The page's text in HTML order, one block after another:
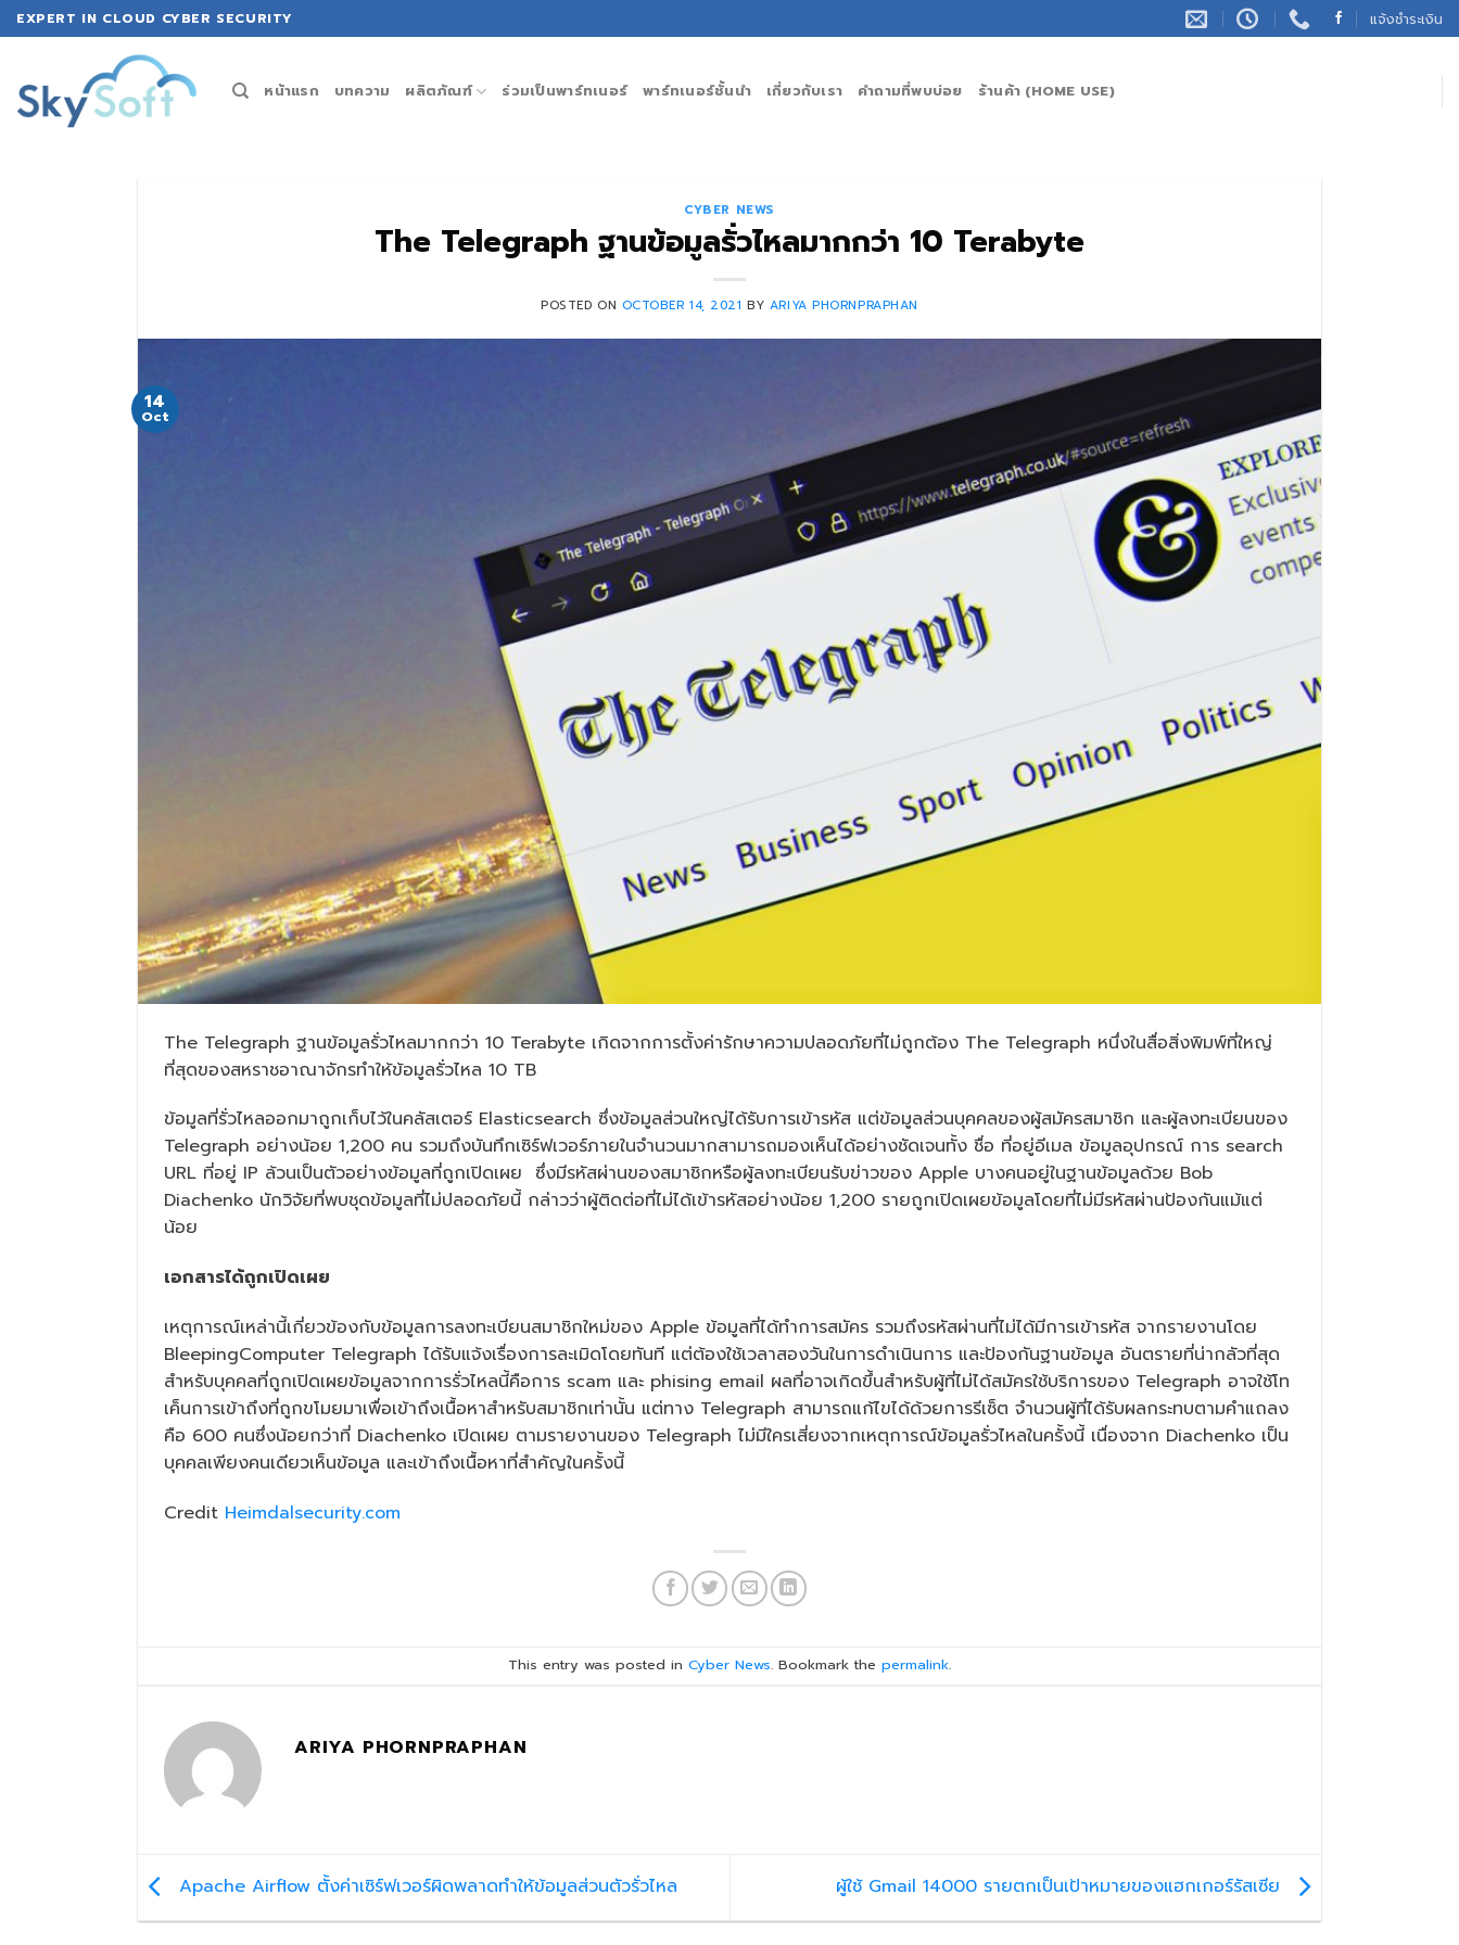
Skip
to
EXPERT IN CLOUD CYBER SECURITY แจ้งชำระเงิน
หน้าแรก บทความ ผลิตภัณฑ์ ร่วมเป็นพาร์ทเนอร์ พาร์ทเนอร์ชั้นนำ เกี่ยวกับเรา คำถามที่พบบ่อย ร้านค้า (HOME USE)
CYBER NEWS
The Telegraph ฐานข้อมูลรั่วไหลมากกว่า 10 Terabyte
POSTED ON OCTOBER 14, 2021 BY ARIYA PHORNPRAPHAN
14
Oct
The Telegraph ฐานข้อมูลรั่วไหลมากกว่า 10 Terabyte เกิดจากการตั้งค่ารักษาความปลอดภัยที่ไม่ถูกต้อง The Telegraph หนึ่งในสื่อสิ่งพิมพ์ที่ใหญ่
ที่สุดของสหราชอาณาจักรทำให้ข้อมูลรั่วไหล 10 TB
ข้อมูลที่รั่วไหลออกมาถูกเก็บไว้ในคลัสเตอร์ Elasticsearch ซึ่งข้อมูลส่วนใหญ่ได้รับการเข้ารหัส แต่ข้อมูลส่วนบุคคลของผู้สมัครสมาชิก และผู้ลงทะเบียนของ
Telegraph อย่างน้อย 1,200 คน รวมถึงบันทึกเซิร์ฟเวอร์ภายในจำนวนมากสามารถมองเห็นได้อย่างชัดเจนทั้ง ชื่อ ที่อยู่อีเมล ข้อมูลอุปกรณ์ การ search
URL ที่อยู่ IP ล้วนเป็นตัวอย่างข้อมูลที่ถูกเปิดเผย ซึ่งมีรหัสผ่านของสมาชิกหรือผู้ลงทะเบียนรับข่าวของ Apple บางคนอยู่ในฐานข้อมูลด้วย Bob
Diachenko นักวิจัยที่พบชุดข้อมูลที่ไม่ปลอดภัยนี้ กล่าวว่าผู้ติดต่อที่ไม่ได้เข้ารหัสอย่างน้อย 1,200 รายถูกเปิดเผยข้อมูลโดยที่ไม่มีรหัสผ่านป้องกันแม้แต่
น้อย
เอกสารได้ถูกเปิดเผย
เหตุการณ์เหล่านี้เกี่ยวข้องกับข้อมูลการลงทะเบียนสมาชิกใหม่ของ Apple ข้อมูลที่ได้ทำการสมัคร รวมถึงรหัสผ่านที่ไม่ได้มีการเข้ารหัส จากรายงานโดย
BleepingComputer Telegraph ได้รับแจ้งเรื่องการละเมิดโดยทันที แต่ต้องใช้เวลาสองวันในการดำเนินการ และป้องกันฐานข้อมูล อันตรายที่น่ากลัวที่สุด
สำหรับบุคคลที่ถูกเปิดเผยข้อมูลจากการรั่วไหลนี้คือการ scam และ phising email ผลที่อาจเกิดขึ้นสำหรับผู้ที่ไม่ได้สมัครใช้บริการของ Telegraph อาจใช้โท
เค็นการเข้าถึงที่ถูกขโมยมาเพื่อเข้าถึงเนื้อหาสำหรับสมาชิกเท่านั้น แต่ทาง Telegraph สามารถแก้ไขได้ด้วยการรีเซ็ต จำนวนผู้ที่ได้รับผลกระทบตามคำแถลง
คือ 600 คนซึ่งน้อยกว่าที่ Diachenko เปิดเผย ตามรายงานของ Telegraph ไม่มีใครเสี่ยงจากเหตุการณ์ข้อมูลรั่วไหลในครั้งนี้ เนื่องจาก Diachenko เป็น
บุคคลเพียงคนเดียวเห็นข้อมูล และเข้าถึงเนื้อหาที่สำคัญในครั้งนี้
Credit Heimdalsecurity.com
This entry was posted in Cyber News. Bookmark the permalink.
ARIYA PHORNPRAPHAN
Apache Airflow ตั้งค่าเซิร์ฟเวอร์ผิดพลาดทำให้ข้อมูลส่วนตัวรั่วไหล ผู้ใช้ Gmail 14000 รายตกเป็นเป้าหมายของแฮกเกอร์รัสเซีย